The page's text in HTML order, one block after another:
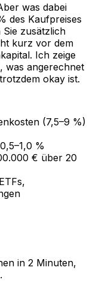
was dabei
des Kaufpreises
zusätzlich
kurz vor dem
Ich zeige
was angerechnet
okay ist.
(7,5–9 %)
%
€ über 20
in 2 Minuten,